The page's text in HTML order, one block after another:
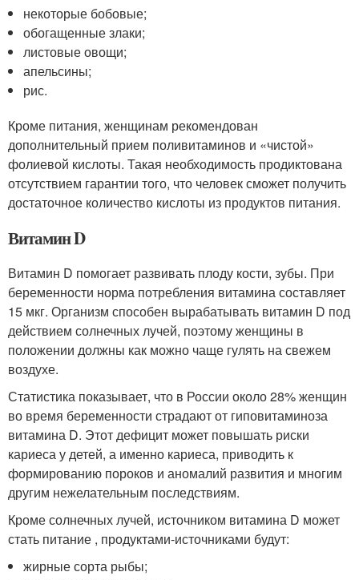
некоторые бобовые;
обогащенные злаки;
листовые овощи;
апельсины;
рис.
Кроме питания, женщинам рекомендован
дополнительный прием поливитаминов и «чистой»
фолиевой кислоты. Такая необходимость продиктована
отсутствием гарантии того, что человек сможет получить
достаточное количество кислоты из продуктов питания.
Витамин D
Витамин D помогает развивать плоду кости, зубы. При
беременности норма потребления витамина составляет
15 мкг. Организм способен вырабатывать витамин D под
действием солнечных лучей, поэтому женщины в
положении должны как можно чаще гулять на свежем
воздухе.
Статистика показывает, что в России около 28% женщин
во время беременности страдают от гиповитаминоза
витамина D. Этот дефицит может повышать риски
кариеса у детей, а именно кариеса, приводить к
формированию пороков и аномалий развития и многим
другим нежелательным последствиям.
Кроме солнечных лучей, источником витамина D может
стать питание , продуктами-источниками будут:
жирные сорта рыбы;